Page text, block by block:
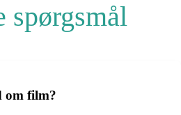
spørgsmål
om film?